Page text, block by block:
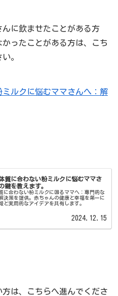
に飲ませたことがある方
ったことがある方は、こち
。
ルクに悩むママさんへ：解
質に合わない粉ミルクに悩むママさ
鍵を教えます。
に合わない粉ミルクに困るママへ：専門的な
決策を提供。赤ちゃんの健康と幸福を第一に
と実用的なアイデアを共有します。
2024.12.15
は、こちらへ進んでくださ